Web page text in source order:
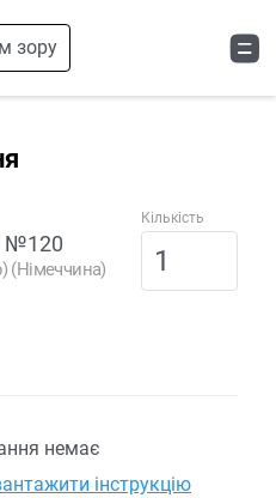
зору
№120
(Німеччина)
Кількість
немає
інструкцію